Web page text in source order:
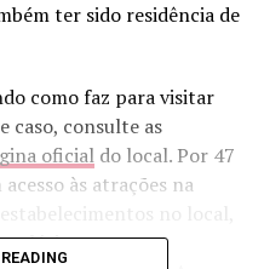
ter sido residência de
como faz para visitar
caso, consulte as
oficialdo local. Por 47
às atrações na
palácios e pontos